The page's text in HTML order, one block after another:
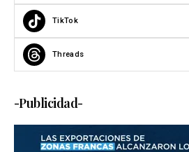
TikTok
Threads
-Publicidad-